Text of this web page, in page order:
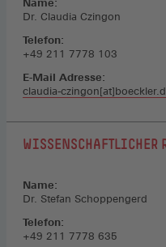
Dr. Claudia Czingon
Telefon:
+49 211 7778 103
E-Mail Adresse:
claudia-
WISSENSCHAFTLICHER
Name:
Dr. Stefan Schoppengerd
Telefon:
+49 211 7778 635